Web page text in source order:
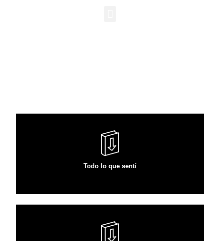
Todo lo que sentí
VER ARTÍCULO